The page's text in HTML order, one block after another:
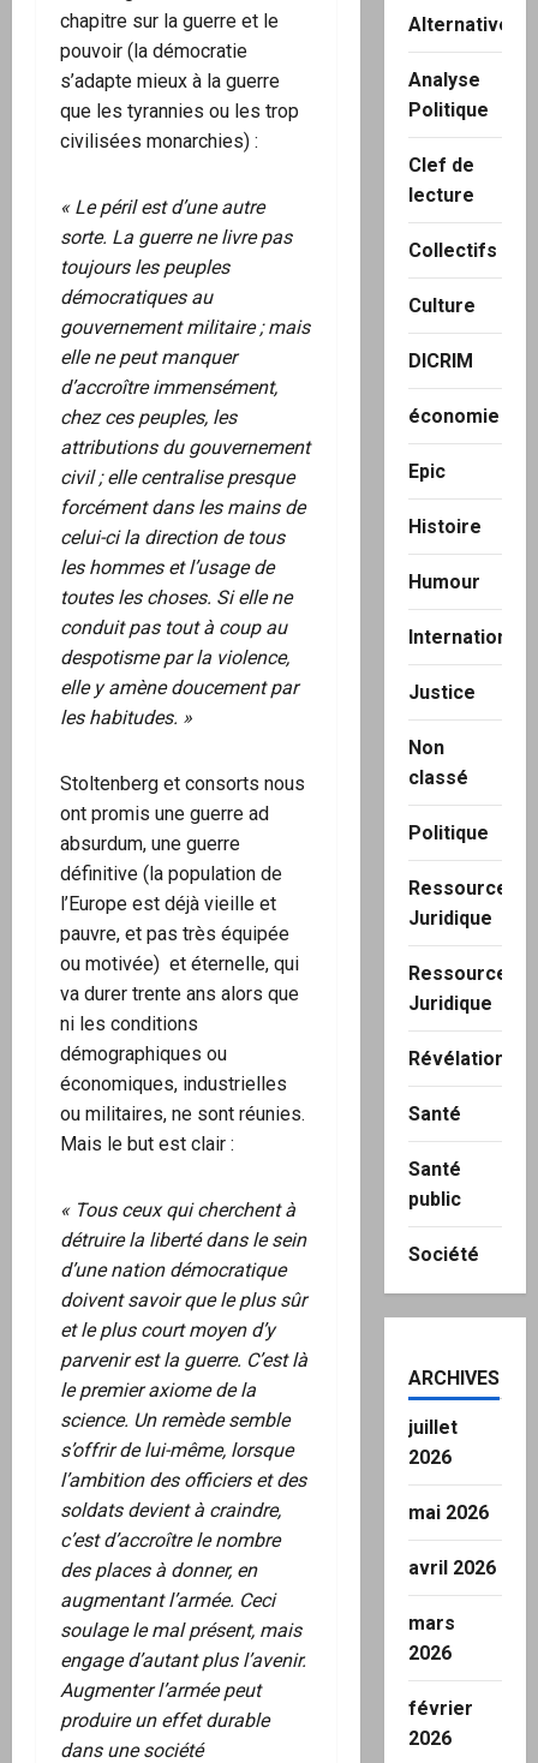
chapitre sur la guerre et le
pouvoir (la démocratie
s’adapte mieux à la guerre
que les tyrannies ou les trop
civilisées monarchies) :
« Le péril est d’une autre
sorte. La guerre ne livre pas
toujours les peuples
démocratiques au
gouvernement militaire ; mais
elle ne peut manquer
d’accroître immensément,
chez ces peuples, les
attributions du gouvernement
civil ; elle centralise presque
forcément dans les mains de
celui-ci la direction de tous
les hommes et l’usage de
toutes les choses. Si elle ne
conduit pas tout à coup au
despotisme par la violence,
elle y amène doucement par
les habitudes. »
Stoltenberg et consorts nous
ont promis une guerre ad
absurdum, une guerre
définitive (la population de
l’Europe est déjà vieille et
pauvre, et pas très équipée
ou motivée) et éternelle, qui
va durer trente ans alors que
ni les conditions
démographiques ou
économiques, industrielles
ou militaires, ne sont réunies.
Mais le but est clair :
« Tous ceux qui cherchent à
détruire la liberté dans le sein
d’une nation démocratique
doivent savoir que le plus sûr
et le plus court moyen d’y
parvenir est la guerre. C’est là
le premier axiome de la
science. Un remède semble
s’offrir de lui-même, lorsque
l’ambition des officiers et des
soldats devient à craindre,
c’est d’accroître le nombre
des places à donner, en
augmentant l’armée. Ceci
soulage le mal présent, mais
engage d’autant plus l’avenir.
Augmenter l’armée peut
produire un effet durable
dans une société
Alternatives
Analyse
Politique
Clef de
lecture
Collectifs
Culture
DICRIM
économie
Epic
Histoire
Humour
International
Justice
Non
classé
Politique
Ressource
Juridique
Ressource
Juridique
Révélation
Santé
Santé
public
Société
ARCHIVES
juillet
2026
mai 2026
avril 2026
mars
2026
février
2026